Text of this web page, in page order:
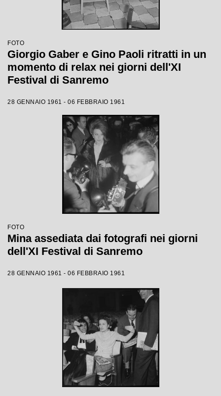
FOTO
Giorgio Gaber e Gino Paoli ritratti in un
momento di relax nei giorni dell'XI
Festival di Sanremo
28 GENNAIO 1961 - 06 FEBBRAIO 1961
FOTO
Mina assediata dai fotografi nei giorni
dell'XI Festival di Sanremo
28 GENNAIO 1961 - 06 FEBBRAIO 1961